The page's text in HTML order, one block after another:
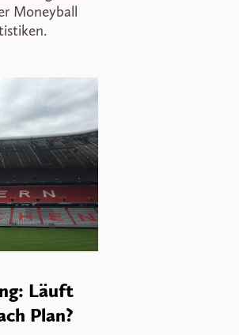
Moneyball
Läuft
Plan?